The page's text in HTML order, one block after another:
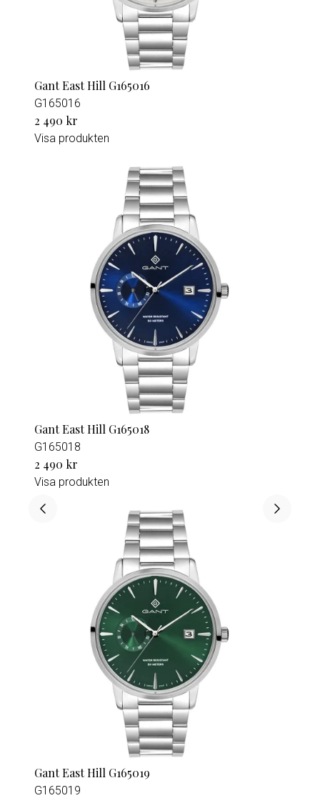
Gant East Hill G165016
G165016
2 490 kr
Visa produkten
Gant East Hill G165018
G165018
2 490 kr
Visa produkten
Gant East Hill G165019
G165019